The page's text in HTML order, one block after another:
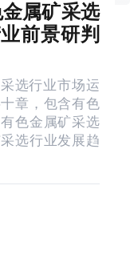
属矿采选
前景研判
选行业市场运
章，包含有色
色金属矿采选
选行业发展趋